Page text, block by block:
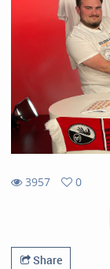
3957
0
Share